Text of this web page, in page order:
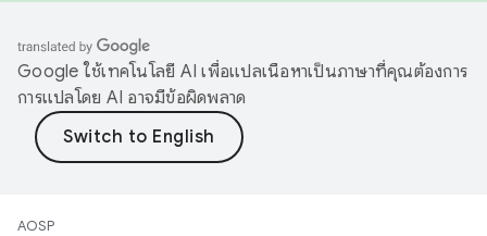
Google ใช้เทคโนโลยี AI เพื่อแปลเนื้อหาเป็นภาษาที่คุณต้องการ
การแปลโดย AI อาจมีข้อผิดพลาด
AOSP